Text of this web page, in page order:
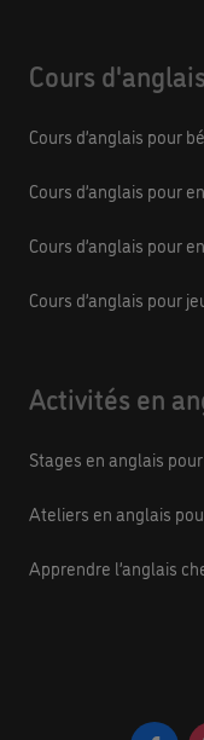
Cours d'anglais
Cours d’anglais pour
Cours d’anglais pour
Cours d’anglais pour
Cours d’anglais pour
Activités en
Stages en anglais
Ateliers en anglais
Apprendre l’anglais